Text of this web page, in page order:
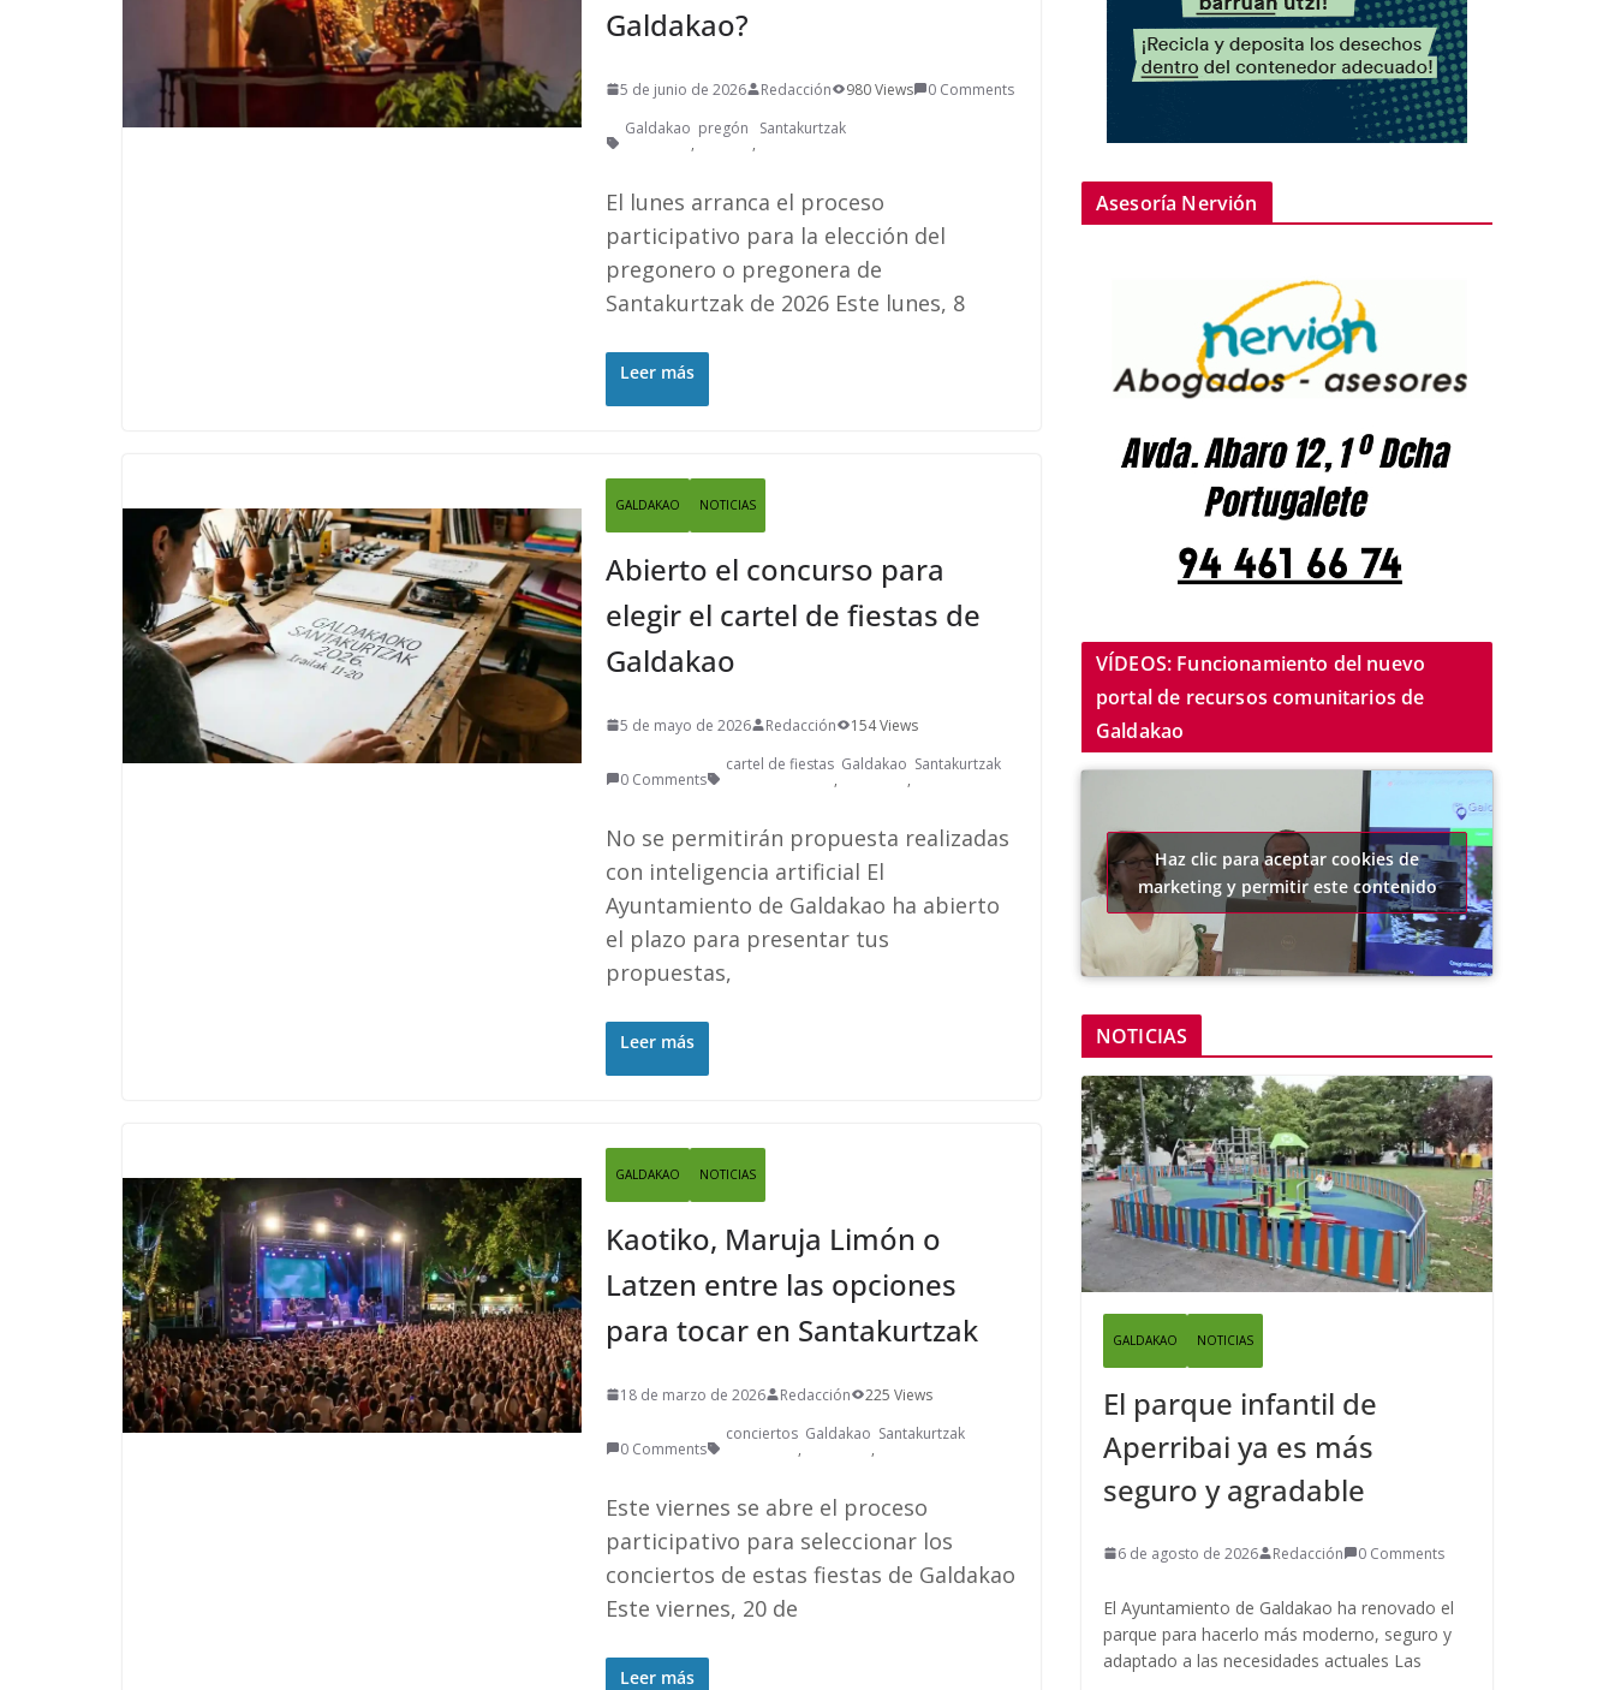
Galdakao?
5 de junio de 2026 Redacción 980 Views
0 Comments
Galdakao
,
pregón
,
Santakurtzak
El lunes arranca el proceso
participativo para la elección del
pregonero o pregonera de
Santakurtzak de 2026 Este lunes, 8
Leer más
GALDAKAO NOTICIAS
Abierto el concurso para
elegir el cartel de fiestas de
Galdakao
5 de mayo de 2026 Redacción 154 Views
0 Comments
cartel de fiestas
,
Galdakao
,
Santakurtzak
No se permitirán propuesta realizadas
con inteligencia artificial El
Ayuntamiento de Galdakao ha abierto
el plazo para presentar tus
propuestas,
Leer más
GALDAKAO NOTICIAS
Kaotiko, Maruja Limón o
Latzen entre las opciones
para tocar en Santakurtzak
18 de marzo de 2026 Redacción 225 Views
0 Comments
conciertos
,
Galdakao
,
Santakurtzak
Este viernes se abre el proceso
participativo para seleccionar los
conciertos de estas fiestas de Galdakao
Este viernes, 20 de
Leer más
Asesoría Nervión
VÍDEOS: Funcionamiento del nuevo
portal de recursos comunitarios de
Galdakao
Haz clic para aceptar cookies de
marketing y permitir este contenido
NOTICIAS
GALDAKAO NOTICIAS
El parque infantil de
Aperribai ya es más
seguro y agradable
6 de agosto de 2026 Redacción 0 Comments
El Ayuntamiento de Galdakao ha renovado el
parque para hacerlo más moderno, seguro y
adaptado a las necesidades actuales Las